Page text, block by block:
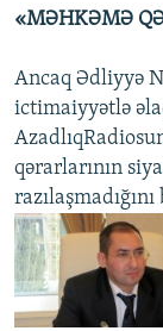
«MƏHKƏMƏ
Ancaq Ədliyyə
ictimaiyyətlə
qərarlarının